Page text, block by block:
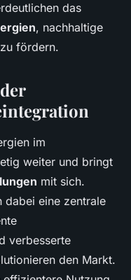
das
, nachhaltige
fördern.
im
weiter und bringt
mit sich.
dabei eine zentrale
verbesserte
den Markt.